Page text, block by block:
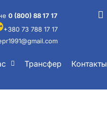
0 (800) 88 17 17
+380 73 788 17 17
Трансфер Контакты